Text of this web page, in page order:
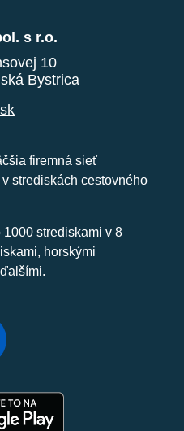
s r.o.
10
Bystrica
firemná sieť
strediskách cestovného
strediskami v 8
horskými